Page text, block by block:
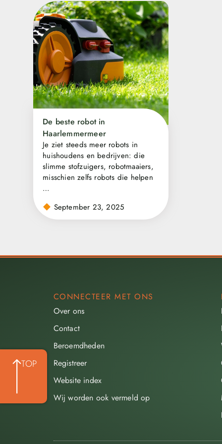
TOP
De beste robot in
Haarlemmermeer
Je ziet steeds meer robots in
huishoudens en bedrijven: die
slimme stofzuigers, robotmaaiers,
misschien zelfs robots die helpen
…
September 23, 2025
CONNECTEER MET ONS
Over ons
Contact
Beroemdheden​
Registreer
Website index
Wij worden ook vermeld op